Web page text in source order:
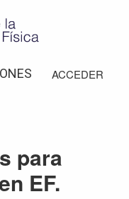
ACCEDER
para
EF.